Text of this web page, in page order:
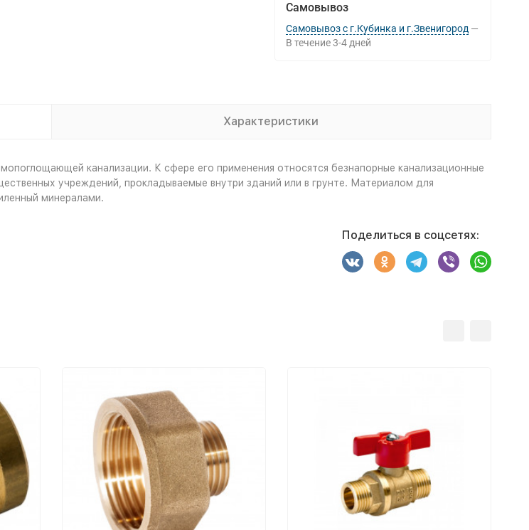
Самовывоз
Самовывоз с г.Кубинка и г.Звенигород
В течение 3-4 дней
Характеристики
канализации. К сфере его применения относятся безнапорные канализационные
учреждений, прокладываемые внутри зданий или в грунте. Материалом для
минералами.
Поделиться в соцсетях: